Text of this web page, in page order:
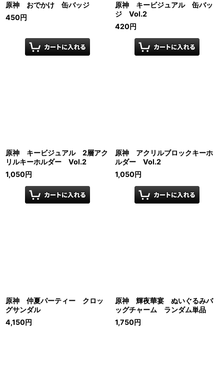
原神 おでかけ 缶バッジ
450円
原神 キービジュアル 缶バッ
ジ Vol.2
420円
原神 キービジュアル 2層アク
リルキーホルダー Vol.2
1,050円
原神 アクリルブロックキーホ
ルダー Vol.2
1,050円
原神 仲夏パーティー クロッ
グサンダル
4,150円
原神 輝夜華宴 ぬいぐるみバ
ッグチャーム ランダム単品
1,750円